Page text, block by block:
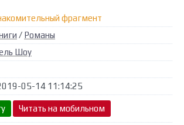
фрагмент
/ Романы
Шоу
05-14 11:14:25
Читать на мобильном